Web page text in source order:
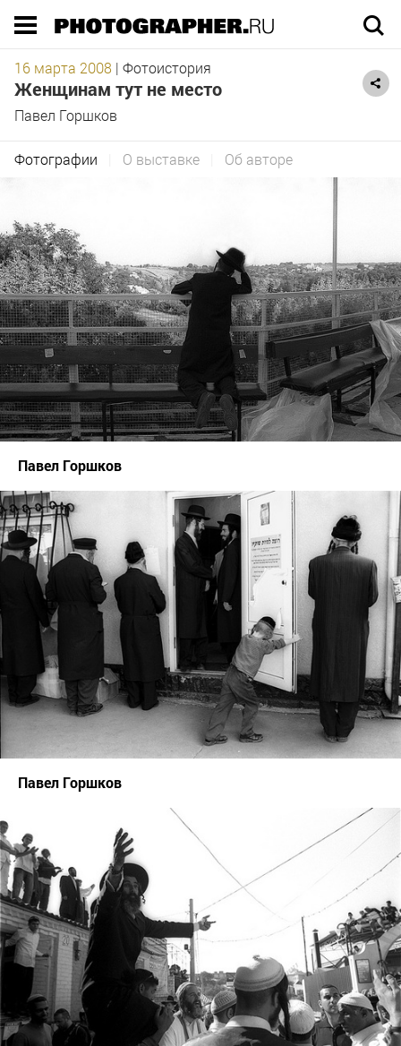
16 марта 2008 | Фотоистория
Женщинам тут не место
Павел Горшков
Фотографии О выставке Об авторе
Павел Горшков
Павел Горшков